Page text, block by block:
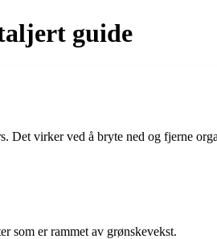
guide
virker ved å bryte ned og fjerne
som er rammet av grønskevekst.